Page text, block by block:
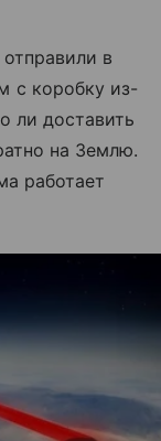
отправили в
с коробку из-
ли доставить
на Землю.
работает